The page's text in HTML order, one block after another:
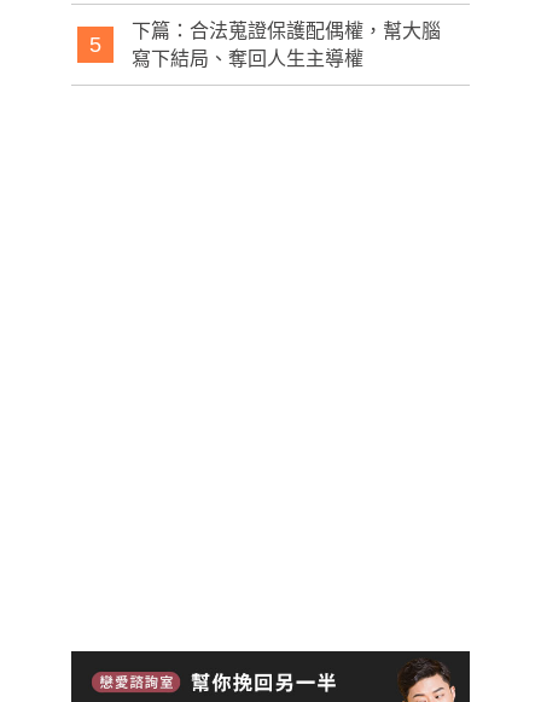
5
下篇：合法蒐證保護配偶權，幫大腦
寫下結局、奪回人生主導權